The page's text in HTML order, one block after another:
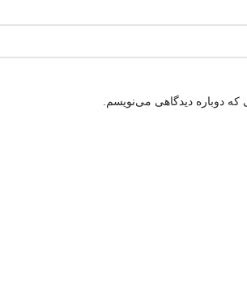
دوباره دیدگاهی می‌نویسم.